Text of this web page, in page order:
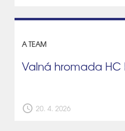
A TEAM
Valná hromada HC
schedule 20. 4. 2026